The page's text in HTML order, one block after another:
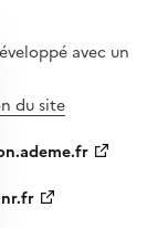
avec un
du site